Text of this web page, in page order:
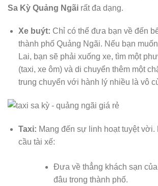
Sa Kỳ Quảng Ngãi rất đa dạng.
Xe buýt: Chỉ có thể đưa bạn về đến
thành phố Quảng Ngãi. Nếu bạn
Lai, bạn sẽ phải xuống xe, tìm một
(taxi, xe ôm) và di chuyển thêm một
trung chuyển với hành lý nhiều là vô
Taxi: Mang đến sự linh hoạt tuyệt vời.
cầu tài xế:
Đưa về thẳng khách sạn
đâu trong thành phố.